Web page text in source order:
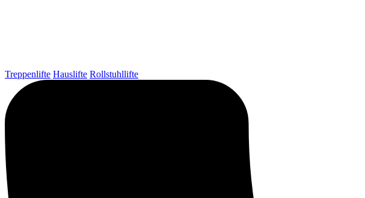
Treppenlifte Hauslifte Rollstuhllifte